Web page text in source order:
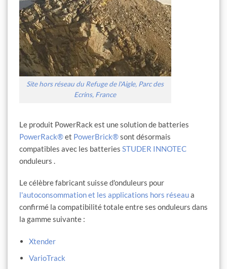
Site hors réseau du Refuge de l'Aigle, Parc des
Ecrins, France
Le produit PowerRack est une solution de batteries
PowerRack®et PowerBrick®sont désormais
compatibles avec les batteries STUDER INNOTEC
onduleurs .
Le célèbre fabricant suisse d'onduleurs pour
l'autoconsommation et les applications hors réseaua
confirmé la compatibilité totale entre ses onduleurs dans
la gamme suivante :
Xtender
VarioTrack